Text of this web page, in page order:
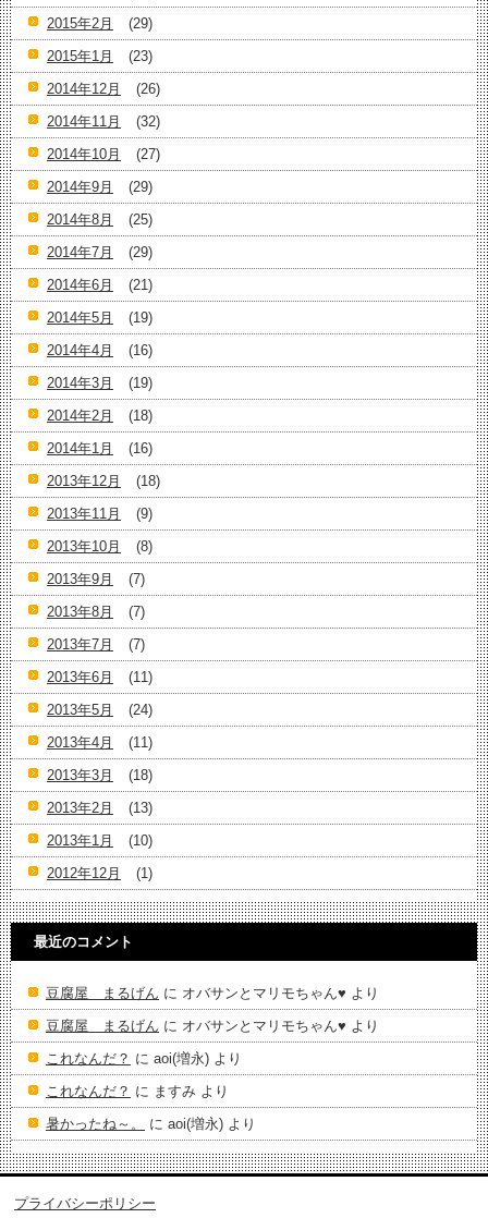
2015年2月
(29)
2015年1月
(23)
2014年12月
(26)
2014年11月
(32)
2014年10月
(27)
2014年9月
(29)
2014年8月
(25)
2014年7月
(29)
2014年6月
(21)
2014年5月
(19)
2014年4月
(16)
2014年3月
(19)
2014年2月
(18)
2014年1月
(16)
2013年12月
(18)
2013年11月
(9)
2013年10月
(8)
2013年9月
(7)
2013年8月
(7)
2013年7月
(7)
2013年6月
(11)
2013年5月
(24)
2013年4月
(11)
2013年3月
(18)
2013年2月
(13)
2013年1月
(10)
2012年12月
(1)
最近のコメント
豆腐屋 まるげん に オバサンとマリモちゃん♥️ より
豆腐屋 まるげん に オバサンとマリモちゃん♥️ より
これなんだ？ に aoi(増永) より
これなんだ？ に ますみ より
暑かったね～。
に aoi(増永) より
プライバシーポリシー